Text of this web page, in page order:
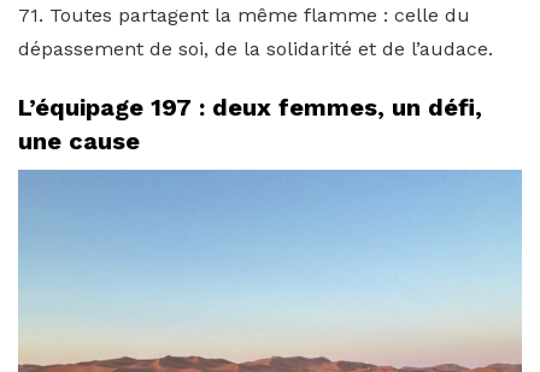
71. Toutes partagent la même flamme : celle du
dépassement de soi, de la solidarité et de l’audace.
L’équipage 197 : deux femmes, un défi,
une cause